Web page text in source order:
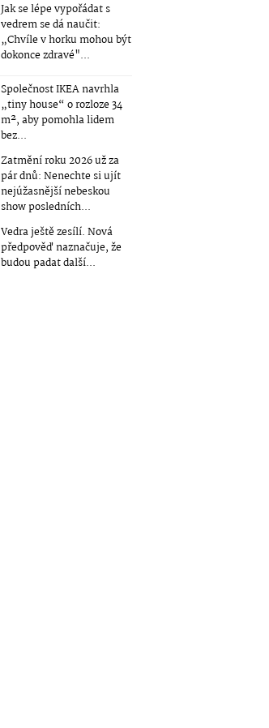
Jak se lépe vypořádat s
vedrem se dá naučit:
„Chvíle v horku mohou být
dokonce zdravé"...
Společnost IKEA navrhla
„tiny house“ o rozloze 34
m², aby pomohla lidem
bez...
Zatmění roku 2026 už za
pár dnů: Nenechte si ujít
nejúžasnější nebeskou
show posledních...
Vedra ještě zesílí. Nová
předpověď naznačuje, že
budou padat další...